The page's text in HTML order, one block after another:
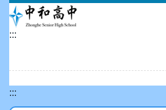
跳
到
主
內
區
:::
:::